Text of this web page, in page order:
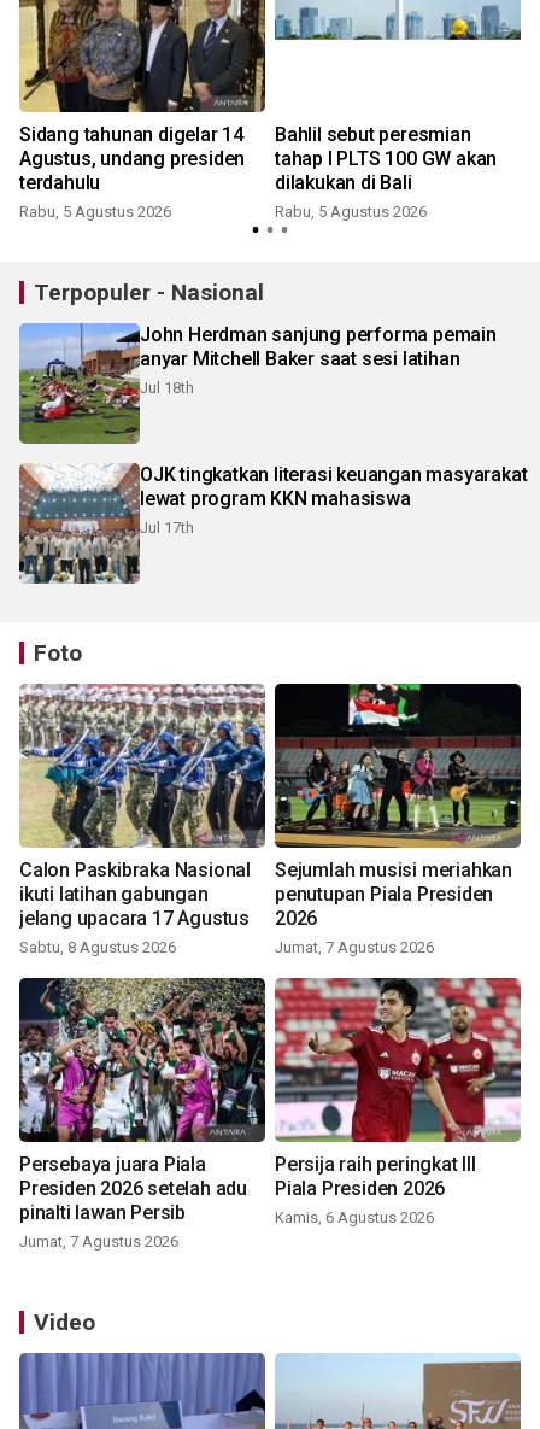
Sidang tahunan digelar 14
Agustus, undang presiden
terdahulu
Rabu, 5 Agustus 2026
Bahlil sebut peresmian
tahap I PLTS 100 GW akan
dilakukan di Bali
Rabu, 5 Agustus 2026
Terpopuler - Nasional
John Herdman sanjung performa pemain
anyar Mitchell Baker saat sesi latihan
Jul 18th
OJK tingkatkan literasi keuangan masyarakat
lewat program KKN mahasiswa
Jul 17th
Foto
Calon Paskibraka Nasional
ikuti latihan gabungan
jelang upacara 17 Agustus
Sabtu, 8 Agustus 2026
Sejumlah musisi meriahkan
penutupan Piala Presiden
2026
Jumat, 7 Agustus 2026
Persebaya juara Piala
Presiden 2026 setelah adu
pinalti lawan Persib
Jumat, 7 Agustus 2026
Persija raih peringkat III
Piala Presiden 2026
Kamis, 6 Agustus 2026
Video